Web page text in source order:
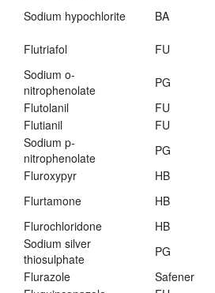
Sodium hypochlorite
BA
Flutriafol
FU
Sodium o-
nitrophenolate
PG
Flutolanil
FU
Flutianil
FU
Sodium p-
nitrophenolate
PG
Fluroxypyr
HB
Flurtamone
HB
Flurochloridone
HB
Sodium silver
thiosulphate
PG
Flurazole
Safener